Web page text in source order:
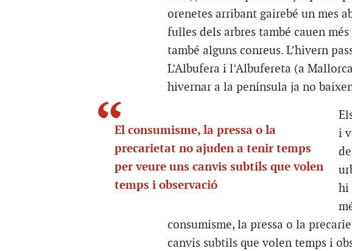
orenetes arribant gairebé un mes
fulles dels arbres també cauen
també alguns conreus. L’hivern
L’Albufera i l’Albufereta (a
hivernar a la península ja no
El consumisme, la pressa o la
precarietat no ajuden a tenir temps
per veure uns canvis subtils que volen
temps i observació
i
hi
consumisme, la pressa o la
canvis subtils que volen temps i